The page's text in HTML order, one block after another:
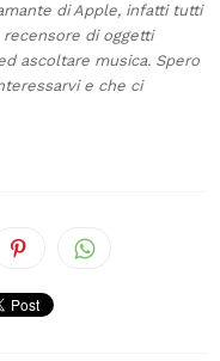
di Apple, infatti tutti
di oggetti
ascoltare musica. Spero
e che ci